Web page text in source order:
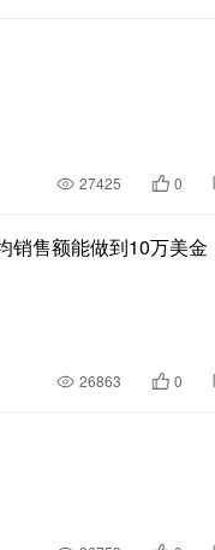
27425 0
销售额能做到10万美金
26863 0